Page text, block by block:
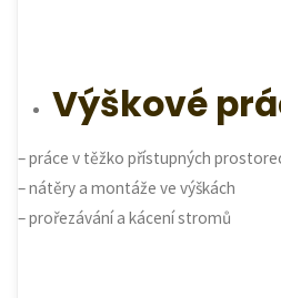
Výškové
– práce v těžko přístupných
– nátěry a montáže ve výškách
– prořezávání a kácení stromů